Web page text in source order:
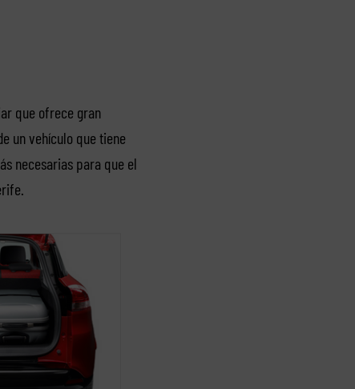
que ofrece gran
un vehículo que tiene
necesarias para que el